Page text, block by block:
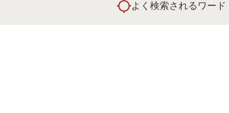
よく検索されるワード